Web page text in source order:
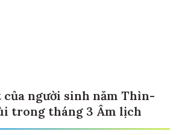
người sinh năm Thìn-
trong tháng 3 Âm lịch